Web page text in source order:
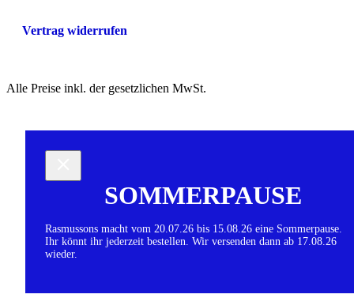
Vertrag widerrufen
Alle Preise inkl. der gesetzlichen MwSt.
SOMMERPAUSE
Rasmussons macht vom 20.07.26 bis 15.08.26 eine Sommerpause.
Ihr könnt ihr jederzeit bestellen. Wir versenden dann ab 17.08.26
wieder.